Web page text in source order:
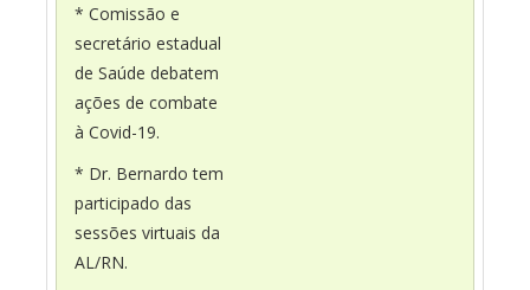
* Comissão e
secretário estadual
de Saúde debatem
ações de combate
à Covid-19.
* Dr. Bernardo tem
participado das
sessões virtuais da
AL/RN.